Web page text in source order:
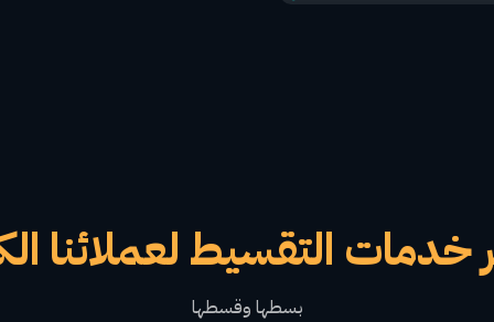
خدمات التقسيط لعملائنا
بسطها وقسطها